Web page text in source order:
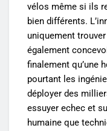
vélos même si ils
bien différents.
uniquement
également
finalement qu’une
pourtant les
déployer des
essuyer echec et
humaine que